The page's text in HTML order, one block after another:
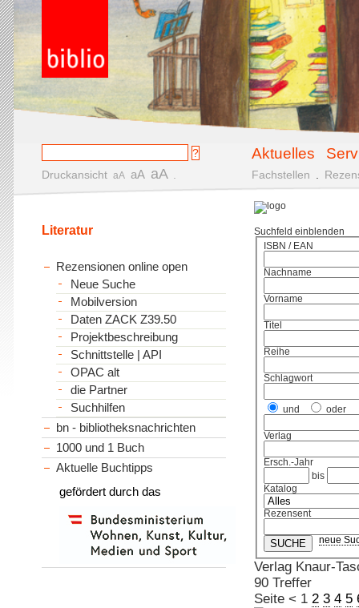
Aktuelles
Druckansicht aA aA aA Fachstellen
Suchfeld einblenden
ISBN / EAN
Nachname
Vorname
Titel
Reihe
Schlagwort
und oder
Verlag
Ersch.-Jahr
bis
Katalog
Rezensent
neue
Verlag Knaur-
90 Treffer
Seite < 1 2 3 4 5
Literatur
Rezensionen online open
Neue Suche
Mobilversion
Daten ZACK Z39.50
Projektbeschreibung
Schnittstelle | API
OPAC alt
die Partner
Suchhilfen
bn - bibliotheksnachrichten
1000 und 1 Buch
Aktuelle Buchtipps
gefördert durch das